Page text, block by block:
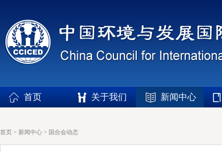
首页 关于我们 新闻中心
首页 > 新闻中心 > 国合会动态